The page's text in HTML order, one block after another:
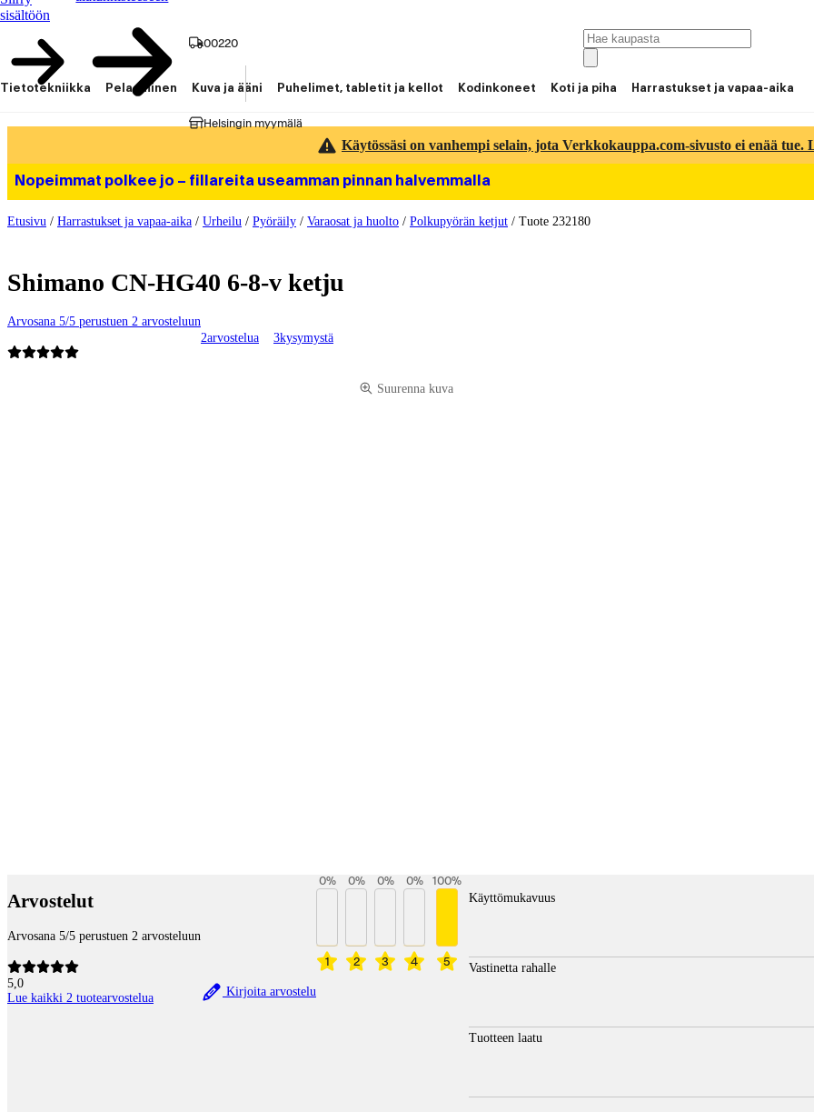
sisältöön
00220
Helsingin myymälä
Tietotekniikka Pelaaminen Kuva ja ääni Puhelimet, tabletit ja kellot Kodinkoneet Koti ja piha Harrastukset ja vapaa-aika
Käytössäsi on vanhempi selain, jota Verkkokauppa.com-sivusto ei enää tue.
Nopeimmat polkee jo – fillareita useamman pinnan halvemmalla
Etusivu / Harrastukset ja vapaa-aika / Urheilu / Pyöräily / Varaosat ja huolto / Polkupyörän ketjut / Tuote 232180
Shimano CN-HG40 6-8-v ketju
Arvosana 5/5 perustuen 2 arvosteluun
2arvostelua 3kysymystä
Suurenna kuva
Arvostelut
Arvosana 5/5 perustuen 2 arvosteluun
5,0
Lue kaikki 2 tuotearvostelua
Kirjoita arvostelu
1
0%
2
0%
3
0%
4
0%
5
100%
Käyttömukavuus
Vastinetta rahalle
Tuotteen laatu